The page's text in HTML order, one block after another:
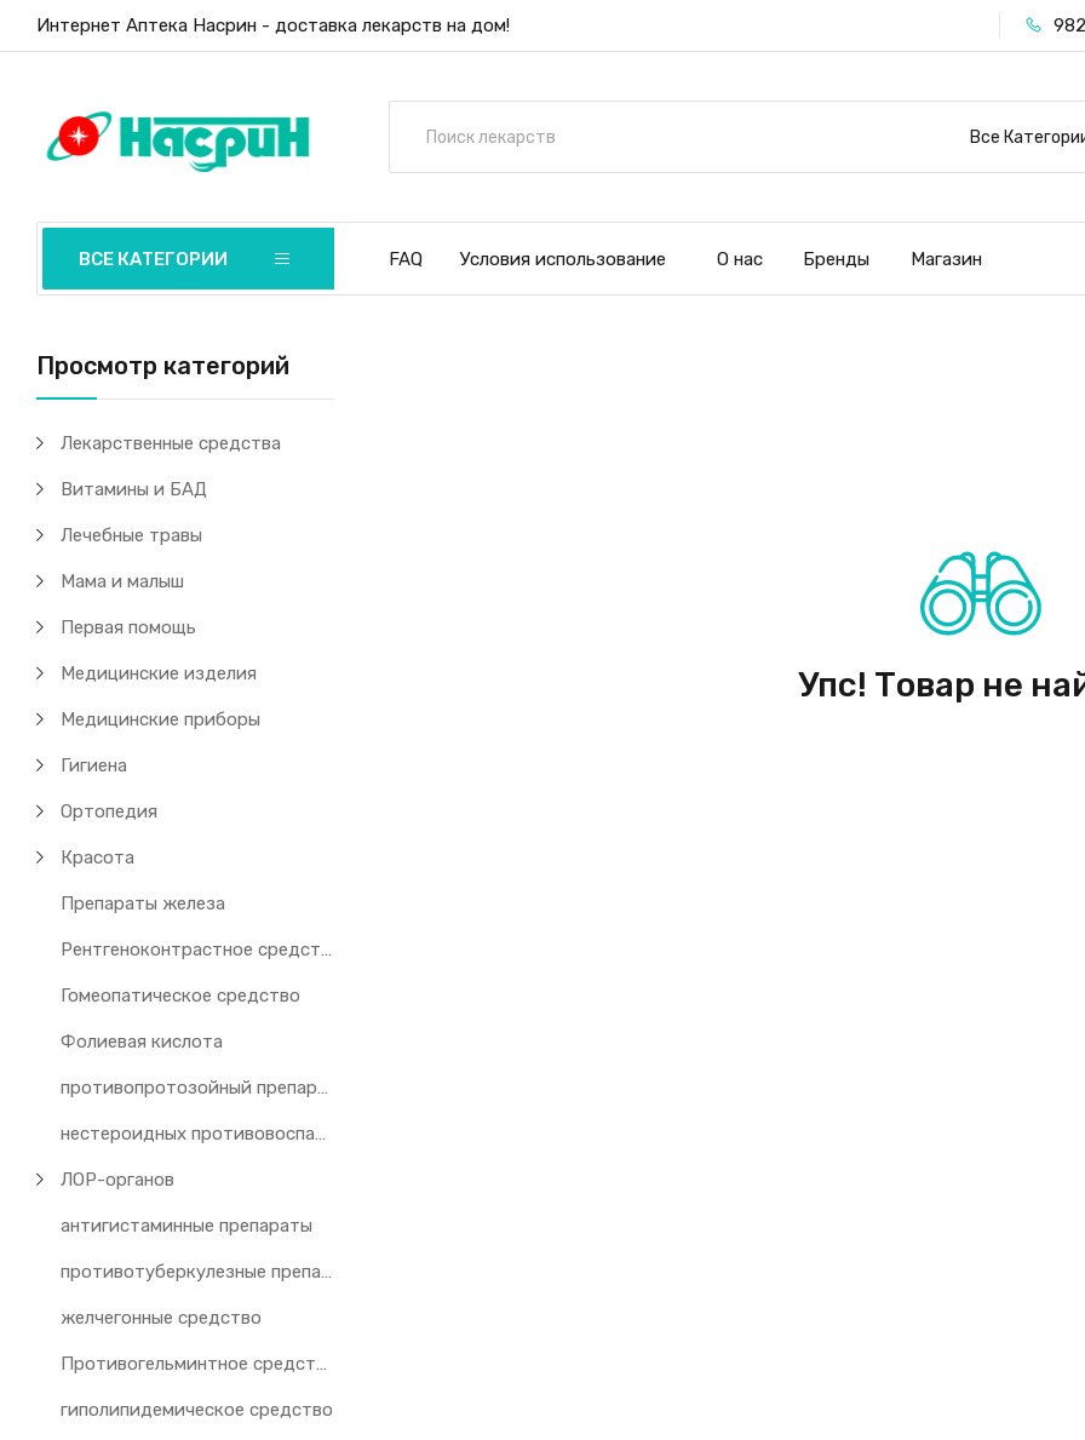
Интернет Аптека Насрин - доставка лекарств на дом!
Все
ВСЕ КАТЕГОРИИ FAQ Условия использование О нас Бренды Магазин
Просмотр категорий
Лекарственные средства
Витамины и БАД
Лечебные травы
Мама и малыш
Первая помощь
Медицинские изделия
Медицинские приборы
Гигиена
Ортопедия
Красота
Препараты железа
Рентгеноконтрастное средство
Гомеопатическое средство
Фолиевая кислота
противопротозойный препарат
нестероидных противовоспалительных препаратов
ЛОР-органов
антигистаминные препараты
противотуберкулезные препараты
желчегонные средство
Противогельминтное средство
гиполипидемическое средство
Упс! Товар не